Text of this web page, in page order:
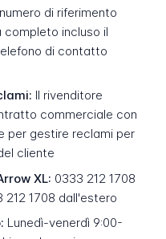
di riferimento
completo incluso il
di contatto
Il rivenditore
commerciale con
per gestire reclami per
cliente
XL: 0333 212 1708
212 1708 dall'estero
Lunedì-venerdì 9:00-